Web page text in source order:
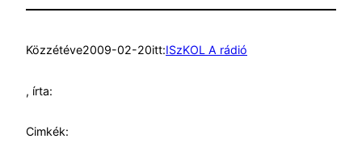
Közzétéve2009-02-20itt:ISzKOL A rádió
, írta:
Cimkék: